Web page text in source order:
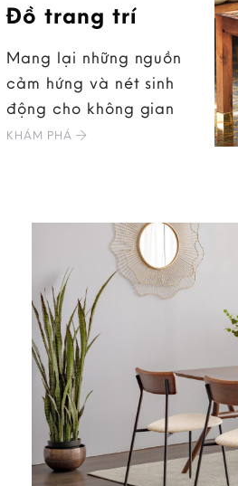
Đồ trang trí
Mang lại những nguồn
cảm hứng và nét sinh
động cho không gian
KHÁM PHÁ